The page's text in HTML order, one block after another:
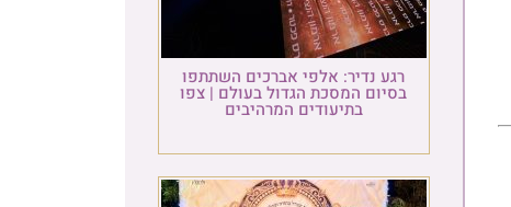
רגע נדיר: אלפי אברכים השתתפו
בסיום המסכת הגדול בעולם | צפו
בתיעודים המרהיבים